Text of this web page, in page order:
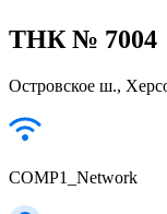
ТНК № 7004
Островское ш.,
COMP1_Network